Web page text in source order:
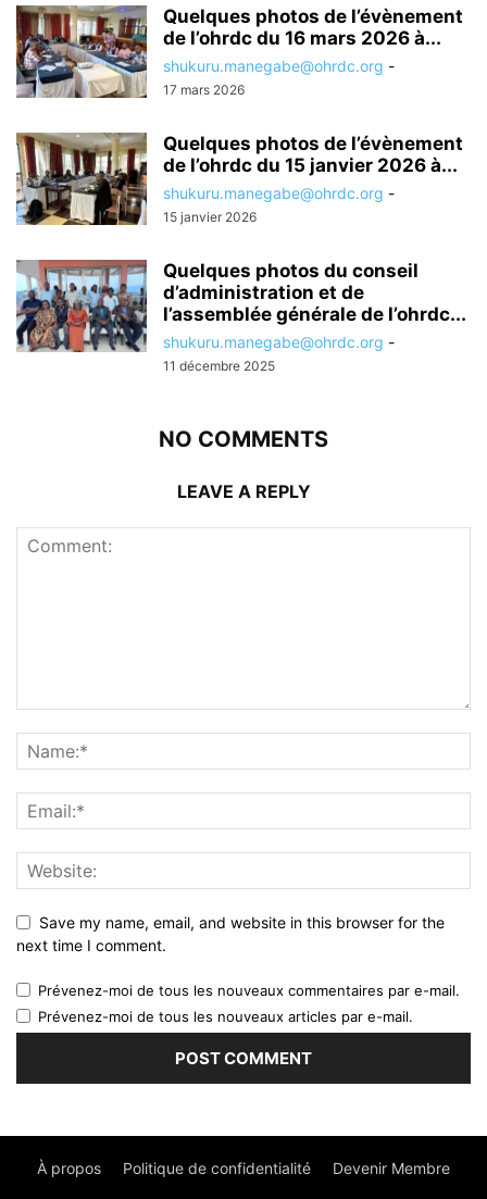
Quelques photos de l’évènement
de l’ohrdc du 16 mars 2026 à...
shukuru.manegabe@ohrdc.org -
17 mars 2026
Quelques photos de l’évènement
de l’ohrdc du 15 janvier 2026 à...
shukuru.manegabe@ohrdc.org -
15 janvier 2026
Quelques photos du conseil
d’administration et de
l’assemblée générale de l’ohrdc...
shukuru.manegabe@ohrdc.org -
11 décembre 2025
NO COMMENTS
LEAVE A REPLY
Save my name, email, and website in this browser for the
next time I comment.
Prévenez-moi de tous les nouveaux commentaires par e-mail.
Prévenez-moi de tous les nouveaux articles par e-mail.
À propos Politique de confidentialité Devenir Membre